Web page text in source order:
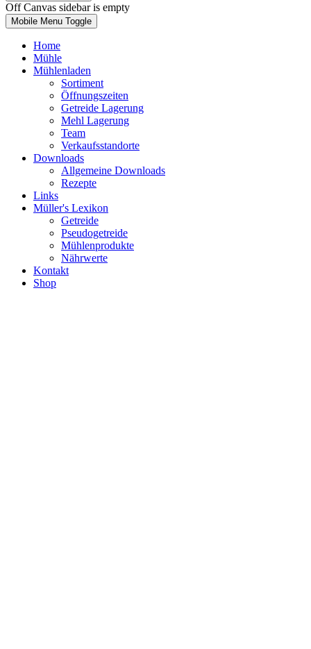
Off Canvas sidebar is empty
Mobile Menu Toggle
Home
Mühle
Mühlenladen
Sortiment
Öffnungszeiten
Getreide Lagerung
Mehl Lagerung
Team
Verkaufsstandorte
Downloads
Allgemeine Downloads
Rezepte
Links
Müller's Lexikon
Getreide
Pseudogetreide
Mühlenprodukte
Nährwerte
Kontakt
Shop